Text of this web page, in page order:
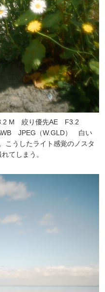
M 絞り優先AE F3.2
JPEG（W.GLD） 白い
こうしたライト感覚のノスタ
てしまう。